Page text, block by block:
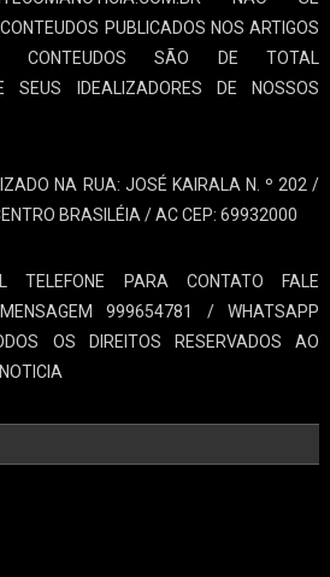
PUBLICADOS NOS ARTIGOS
CONTEUDOS SÃO DE TOTAL
SEUS IDEALIZADORES DE NOSSOS
NA RUA: JOSÉ KAIRALA N. º 202 /
BRASILÉIA / AC CEP: 69932000
TELEFONE PARA CONTATO FALE
999654781 / WHATSAPP
OS DIREITOS RESERVADOS AO